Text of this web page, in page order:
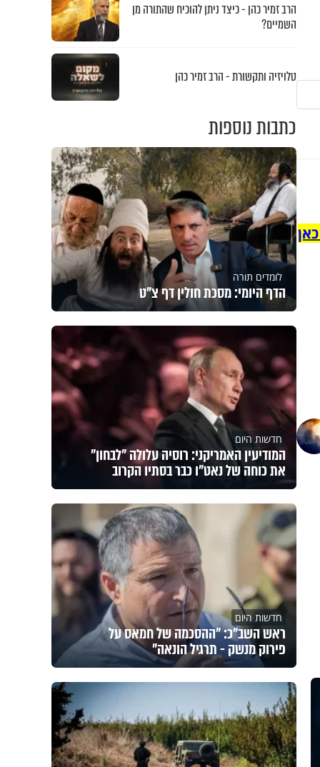
הרב זמיר כהן - כיצד ניתן להוכיח שהתורה מן
השמיים?
טלויזיה ותקשורת - הרב זמיר כהן
כתבות נוספות
לומדים תורה
הדף היומי: מסכת חולין דף צ"ט
חדשות היום
המודיעין האמריקני: רוסיה עלולה "לבחון"
את כוחה של נאט"ו כבר בסתיו הקרוב
חדשות היום
ראש השב"כ: "ההסכמה של חמאס על
פירוק מנשק - תרגיל הונאה"